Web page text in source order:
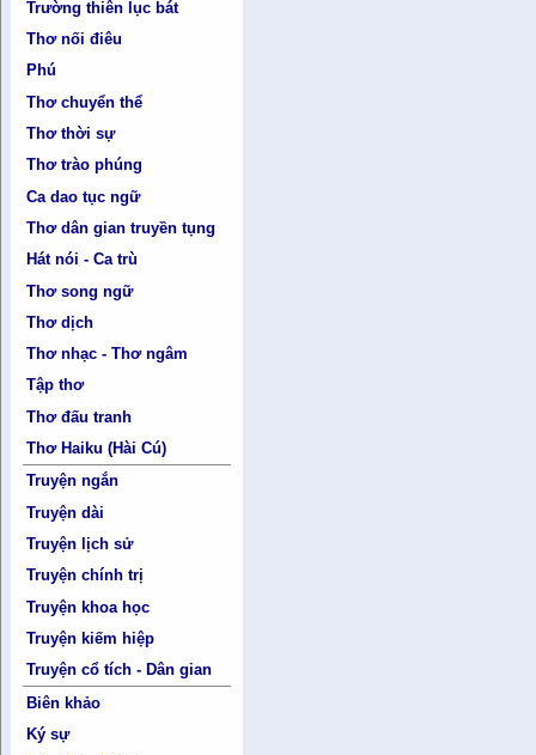
Trường thiên lục bát
Thơ nối điêu
Phú
Thơ chuyển thể
Thơ thời sự
Thơ trào phúng
Ca dao tục ngữ
Thơ dân gian truyền tụng
Hát nói - Ca trù
Thơ song ngữ
Thơ dịch
Thơ nhạc - Thơ ngâm
Tập thơ
Thơ đấu tranh
Thơ Haiku (Hài Cú)
Truyện ngắn
Truyện dài
Truyện lịch sử
Truyện chính trị
Truyện khoa học
Truyện kiếm hiệp
Truyện cổ tích - Dân gian
Biên khảo
Ký sự